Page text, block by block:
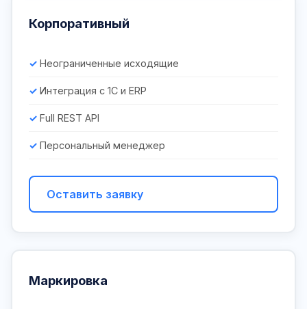
Корпоративный
Неограниченные исходящие
Интеграция с 1С и ERP
Full REST API
Персональный менеджер
Оставить заявку
Маркировка